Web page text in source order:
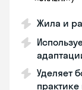
Жила и
Уделяет